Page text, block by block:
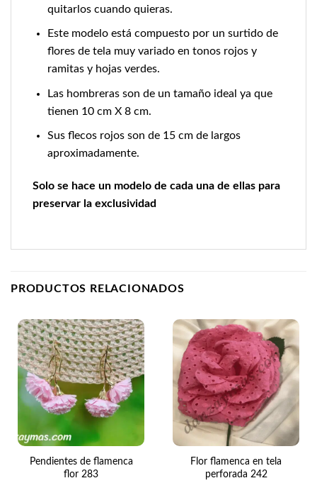
quitarlos cuando quieras.
Este modelo está compuesto por un surtido de
flores de tela muy variado en tonos rojos y
ramitas y hojas verdes.
Las hombreras son de un tamaño ideal ya que
tienen 10 cm X 8 cm.
Sus flecos rojos son de 15 cm de largos
aproximadamente.
Solo se hace un modelo de cada una de ellas para
preservar la exclusividad
PRODUCTOS RELACIONADOS
Pendientes de flamenca
flor 283
Flor flamenca en tela
perforada 242